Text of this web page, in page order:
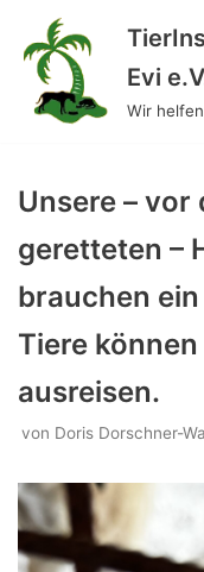
Zum
Inhalt
springen
Evi
Wir
Unsere –
geretteten –
brauchen
Tiere
ausreisen.
von Doris Dorschner-